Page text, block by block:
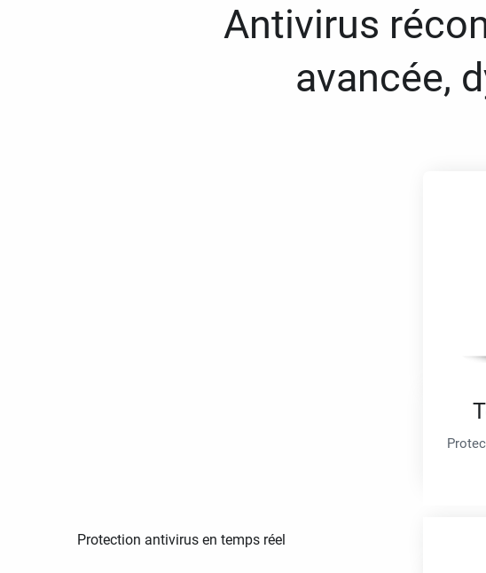
Antivirus
avancée,
Protection antivirus en temps réel